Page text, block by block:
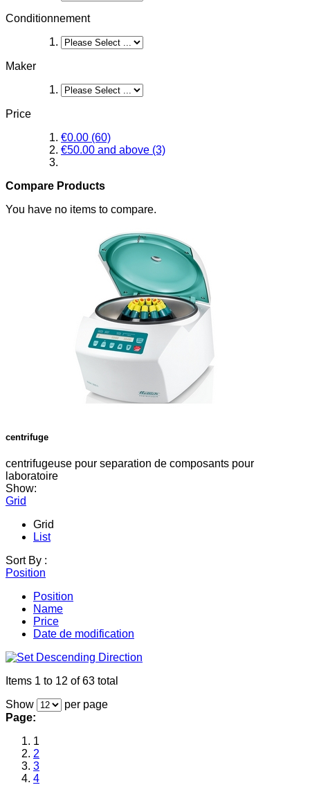
Conditionnement
Maker
Price
€0.00 (60)
€50.00 and above (3)
Compare Products
You have no items to compare.
centrifuge
centrifugeuse pour separation de composants pour
laboratoire
Show:
Grid
Grid
List
Sort By :
Position
Position
Name
Price
Date de modification
Items 1 to 12 of 63 total
Show
per page
Page:
1
2
3
4